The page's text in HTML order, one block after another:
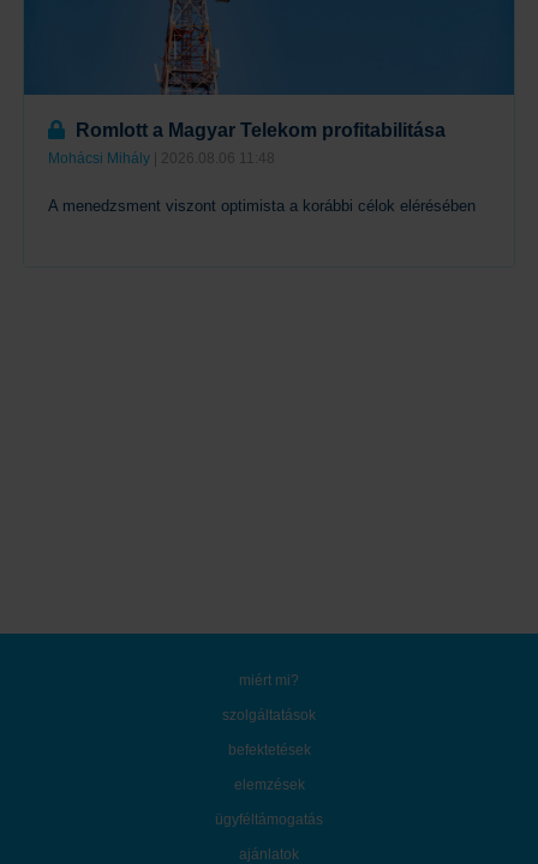
Romlott a Magyar Telekom profitabilitása
Mohácsi Mihály | 2026.08.06 11:48
A menedzsment viszont optimista a korábbi célok elérésében
miért mi?
szolgáltatások
befektetések
elemzések
ügyféltámogatás
ajánlatok